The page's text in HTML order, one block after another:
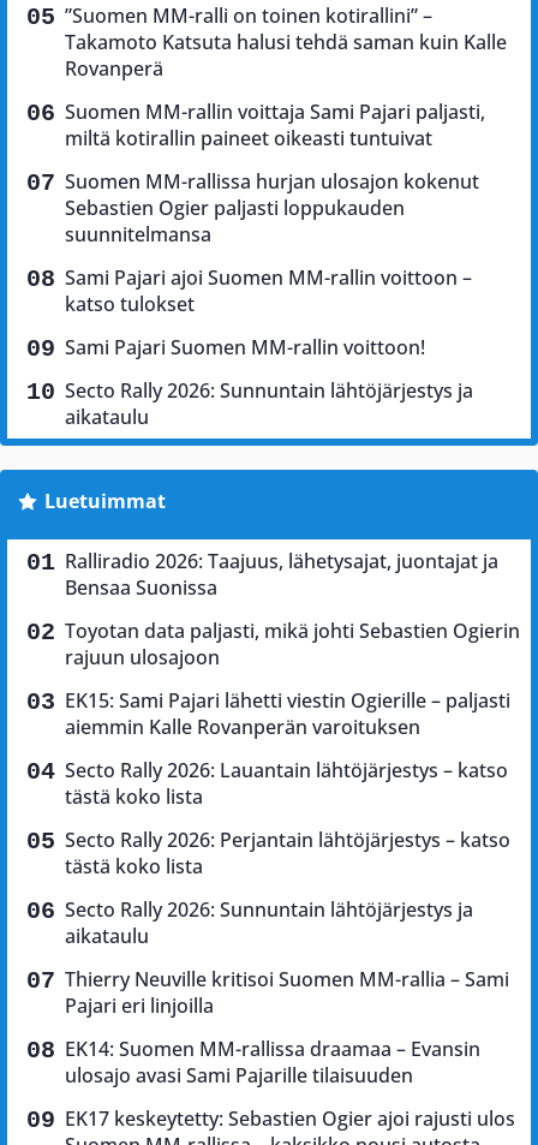
”Suomen MM-ralli on toinen kotirallini” –
Takamoto Katsuta halusi tehdä saman kuin Kalle
Rovanperä
Suomen MM-rallin voittaja Sami Pajari paljasti,
miltä kotirallin paineet oikeasti tuntuivat
Suomen MM-rallissa hurjan ulosajon kokenut
Sebastien Ogier paljasti loppukauden
suunnitelmansa
Sami Pajari ajoi Suomen MM-rallin voittoon –
katso tulokset
Sami Pajari Suomen MM-rallin voittoon!
Secto Rally 2026: Sunnuntain lähtöjärjestys ja
aikataulu
Luetuimmat
Ralliradio 2026: Taajuus, lähetysajat, juontajat ja
Bensaa Suonissa
Toyotan data paljasti, mikä johti Sebastien Ogierin
rajuun ulosajoon
EK15: Sami Pajari lähetti viestin Ogierille – paljasti
aiemmin Kalle Rovanperän varoituksen
Secto Rally 2026: Lauantain lähtöjärjestys – katso
tästä koko lista
Secto Rally 2026: Perjantain lähtöjärjestys – katso
tästä koko lista
Secto Rally 2026: Sunnuntain lähtöjärjestys ja
aikataulu
Thierry Neuville kritisoi Suomen MM-rallia – Sami
Pajari eri linjoilla
EK14: Suomen MM-rallissa draamaa – Evansin
ulosajo avasi Sami Pajarille tilaisuuden
EK17 keskeytetty: Sebastien Ogier ajoi rajusti ulos